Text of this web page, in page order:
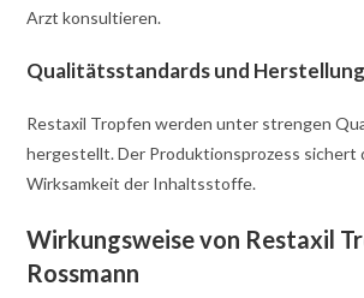
Arzt konsultieren.
Qualitätsstandards und Herstellung
Restaxil Tropfen werden unter strengen
hergestellt. Der Produktionsprozess sichert
Wirksamkeit der Inhaltsstoffe.
Wirkungsweise von Restaxil
Rossmann